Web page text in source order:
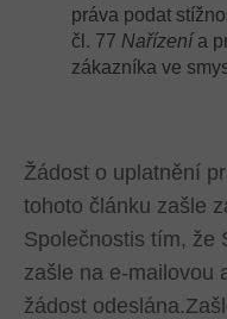
práva podat
čl. 77 Nařízení a
zákazníka ve
Žádost o uplatnění
tohoto článku zašle
Společnostis tím, že
zašle na e-mailovou
žádost